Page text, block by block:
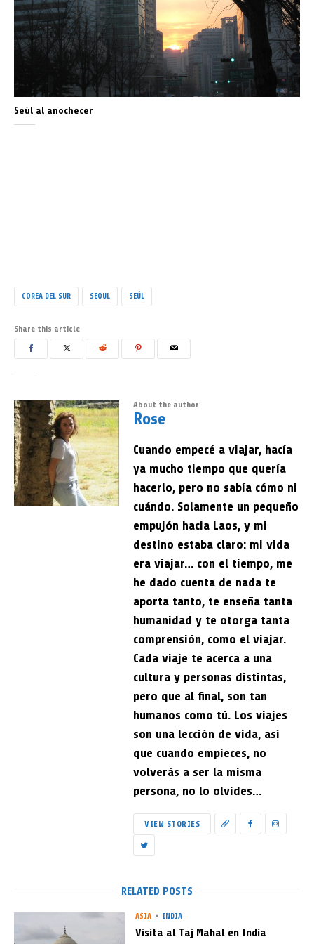
Seúl al anochecer
COREA DEL SUR SEOUL SEÚL
Share this article
About the author
Rose
Cuando empecé a viajar, hacía
ya mucho tiempo que quería
hacerlo, pero no sabía cómo ni
cuándo. Solamente un pequeño
empujón hacia Laos, y mi
destino estaba claro: mi vida
era viajar… con el tiempo, me
he dado cuenta de nada te
aporta tanto, te enseña tanta
humanidad y te otorga tanta
comprensión, como el viajar.
Cada viaje te acerca a una
cultura y personas distintas,
pero que al final, son tan
humanos como tú. Los viajes
son una lección de vida, así
que cuando empieces, no
volverás a ser la misma
persona, no lo olvides…
VIEW STORIES
RELATED POSTS
ASIA INDIA
Visita al Taj Mahal en India